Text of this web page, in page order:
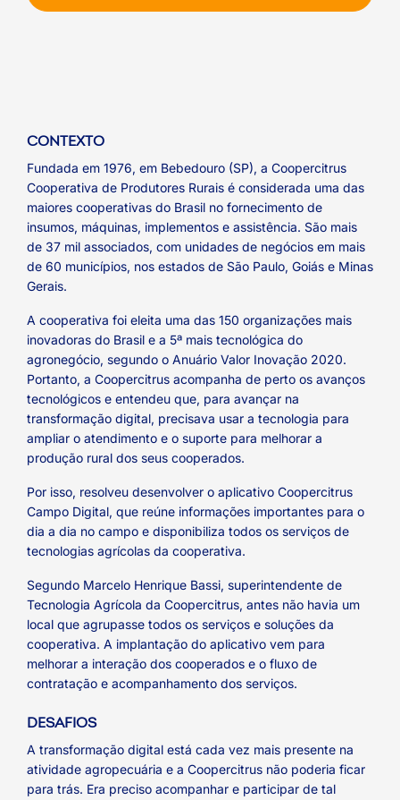
CONTEXTO
Fundada em 1976, em Bebedouro (SP), a Coopercitrus
Cooperativa de Produtores Rurais é considerada uma das
maiores cooperativas do Brasil no fornecimento de
insumos, máquinas, implementos e assistência. São mais
de 37 mil associados, com unidades de negócios em mais
de 60 municípios, nos estados de São Paulo, Goiás e Minas
Gerais.
A cooperativa foi eleita uma das 150 organizações mais
inovadoras do Brasil e a 5ª mais tecnológica do
agronegócio, segundo o Anuário Valor Inovação 2020.
Portanto, a Coopercitrus acompanha de perto os avanços
tecnológicos e entendeu que, para avançar na
transformação digital, precisava usar a tecnologia para
ampliar o atendimento e o suporte para melhorar a
produção rural dos seus cooperados.
Por isso, resolveu desenvolver o aplicativo Coopercitrus
Campo Digital, que reúne informações importantes para o
dia a dia no campo e disponibiliza todos os serviços de
tecnologias agrícolas da cooperativa.
Segundo Marcelo Henrique Bassi, superintendente de
Tecnologia Agrícola da Coopercitrus, antes não havia um
local que agrupasse todos os serviços e soluções da
cooperativa. A implantação do aplicativo vem para
melhorar a interação dos cooperados e o fluxo de
contratação e acompanhamento dos serviços.
DESAFIOS
A transformação digital está cada vez mais presente na
atividade agropecuária e a Coopercitrus não poderia ficar
para trás. Era preciso acompanhar e participar de tal